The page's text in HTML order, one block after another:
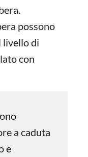
possono
livello di
con
a caduta
e